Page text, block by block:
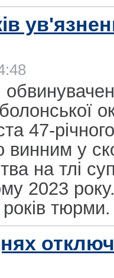
47-
винним у
на тлі
2023
тюрми.